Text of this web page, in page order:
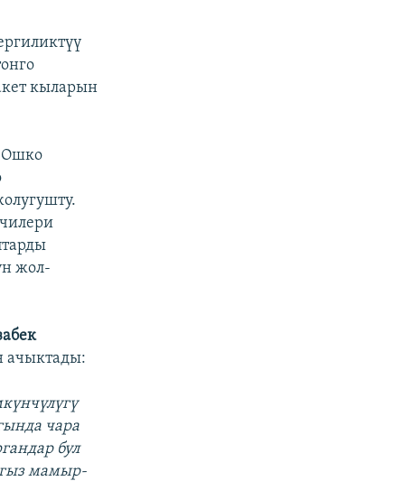
кыларын
Ошко
жол-
ачыктады:
чара
бул
мамыр-